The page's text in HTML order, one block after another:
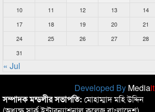
10
11 12 13 14
17
18 19 20 21
24
25 26 27 28
31
« Jul
Developed By Mediait
সম্পাদক মন্ডলীর সভাপতি: মোহাম্মাদ মহি উদ্দিন